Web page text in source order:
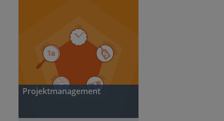
Projektmanagement